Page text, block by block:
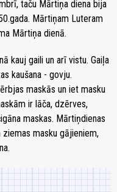
taču Mārtiņa diena bija
Mārtiņam Luteram
Mārtiņa dienā.
kauj gaili un arī vistu. Gaiļa
kaušana - govju.
maskās un iet masku
ir lāča, dzērves,
maskas. Mārtiņdienas
masku gājieniem,